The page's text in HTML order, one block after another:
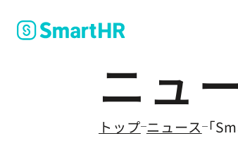
ニュ
トップ ニュースのな
「